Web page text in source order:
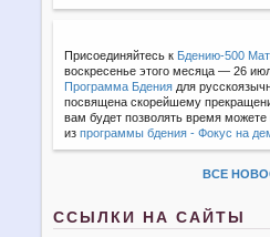
Присоединяйтесь к Бдению-500
воскресенье этого месяца — 26
Программа Бдения для
посвящена скорейшему
вам будет позволять время
изпрограммы бдения - Фокус на
ВСЕ
ССЫЛКИ НА САЙТЫ